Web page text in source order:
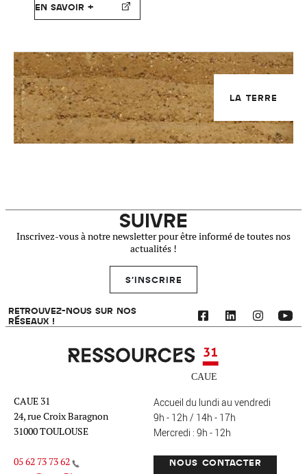
EN SAVOIR +
LA TERRE
SUIVRE
Inscrivez-vous à notre newsletter pour être informé de toutes nos
actualités !
S'INSCRIRE
RETROUVEZ-NOUS SUR NOS
RÉSEAUX !
Ressources 31
CAUE 31
24, rue Croix Baragnon
31000 TOULOUSE
05 62 73 73 62
Accueil du lundi au vendredi
9h - 12h / 14h - 17h
Mercredi : 9h - 12h
NOUS CONTACTER